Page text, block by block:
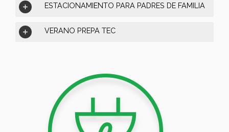
ESTACIONAMIENTO PARA PADRES DE FAMILIA
VERANO PREPA TEC